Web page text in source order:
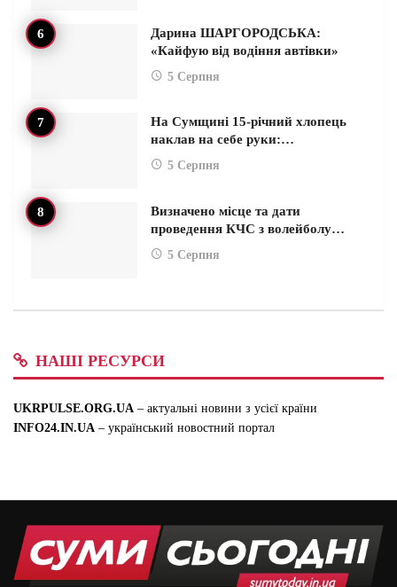
Дарина ШАРГОРОДСЬКА:
«Кайфую від водіння автівки»
5 Серпня
На Сумщині 15-річний хлопець
наклав на себе руки:…
5 Серпня
Визначено місце та дати
проведення КЧС з волейболу…
5 Серпня
НАШІ РЕСУРСИ
UKRPULSE.ORG.UA – актуальні новини з усієї країни
INFO24.IN.UA – український новостний портал